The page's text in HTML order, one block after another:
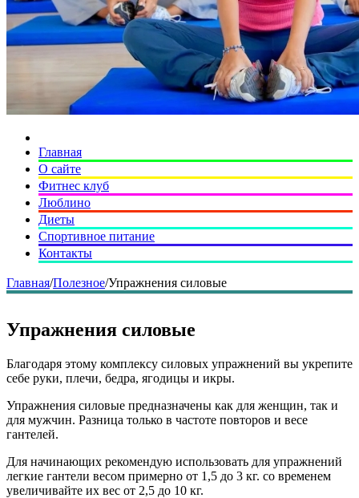
Главная
О сайте
Фитнес клуб
Люблино
Диеты
Спортивное питание
Контакты
Главная/Полезное/Упражнения силовые
Упражнения силовые
Благодаря этому комплексу силовых упражнений вы укрепите
себе руки, плечи, бедра, ягодицы и икры.
Упражнения силовые предназначены как для женщин, так и
для мужчин. Разница только в частоте повторов и весе
гантелей.
Для начинающих рекомендую использовать для упражнений
легкие гантели весом примерно от 1,5 до 3 кг. со временем
увеличивайте их вес от 2,5 до 10 кг.